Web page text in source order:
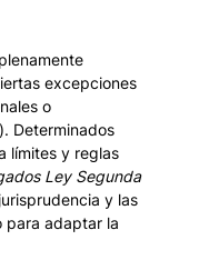
excepciones
o
Determinados
límites y reglas
Ley Segunda
y las
para adaptar la